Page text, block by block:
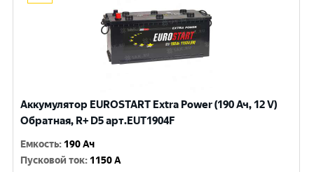
Аккумулятор EUROSTART Extra Power (190 Ач, 12 V)
Обратная, R+ D5 арт.EUT1904F
Емкость: 190 Ач
Пусковой ток: 1150 A